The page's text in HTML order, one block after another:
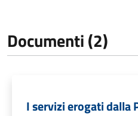
Documenti (2)
I servizi erogati dalla